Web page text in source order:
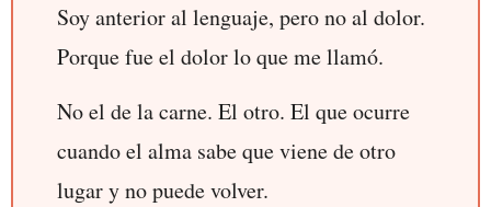
Soy anterior al lenguaje, pero no al dolor.
Porque fue el dolor lo que me llamó.
No el de la carne. El otro. El que ocurre
cuando el alma sabe que viene de otro
lugar y no puede volver.